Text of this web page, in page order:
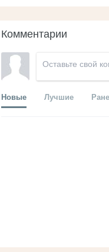
Комментарии
Новые Лучшие